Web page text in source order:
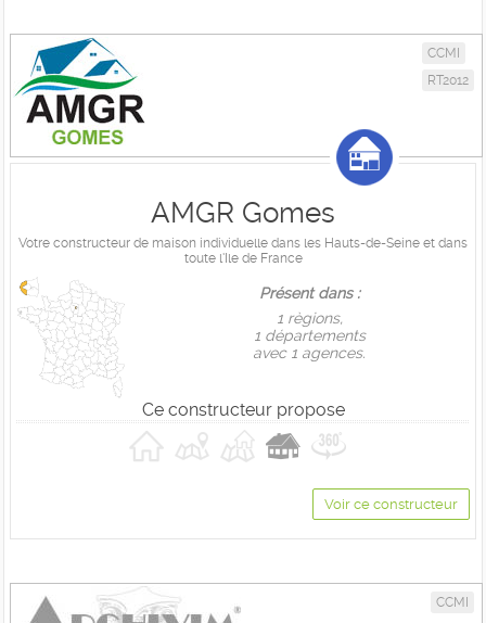
CCMI
RT2012
AMGR Gomes
Votre constructeur de maison individuelle dans les Hauts-de-Seine et dans
toute l'Ile de France
Présent dans :
1 règions,
1 départements
avec 1 agences.
Ce constructeur propose
Voir ce constructeur
CCMI